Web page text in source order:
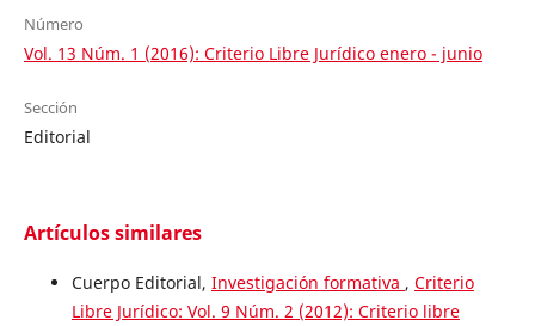
Número
Vol. 13 Núm. 1 (2016): Criterio Libre Jurídico enero - junio
Sección
Editorial
Artículos similares
Cuerpo Editorial, Investigación formativa , Criterio
Libre Jurídico: Vol. 9 Núm. 2 (2012): Criterio libre